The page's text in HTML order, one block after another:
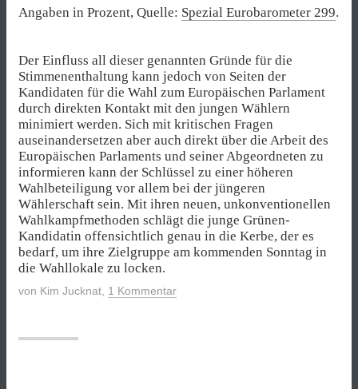
Angaben in Prozent, Quelle: Spezial Eurobarometer 299.
Der Einfluss all dieser genannten Gründe für die
Stimmenenthaltung kann jedoch von Seiten der
Kandidaten für die Wahl zum Europäischen Parlament
durch direkten Kontakt mit den jungen Wählern
minimiert werden. Sich mit kritischen Fragen
auseinandersetzen aber auch direkt über die Arbeit des
Europäischen Parlaments und seiner Abgeordneten zu
informieren kann der Schlüssel zu einer höheren
Wahlbeteiligung vor allem bei der jüngeren
Wählerschaft sein. Mit ihren neuen, unkonventionellen
Wahlkampfmethoden schlägt die junge Grünen-
Kandidatin offensichtlich genau in die Kerbe, der es
bedarf, um ihre Zielgruppe am kommenden Sonntag in
die Wahllokale zu locken.
von Kim Jucknat 1 Kommentar